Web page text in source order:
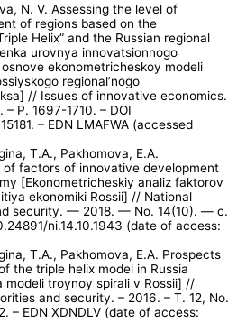
N. V. Assessing the level of
of regions based on the
Helix” and the Russian regional
urovnya innovatsionnogo
ekonometricheskoy modeli
regional’nogo
// Issues of innovative economics.
P. 1697-1710. – DOI
– EDN LMAFWA (accessed
T.A., Pakhomova, E.A.
of factors of innovative development
[Ekonometricheskiy analiz faktorov
ekonomiki Rossii] // National
security. — 2018. — No. 14(10). — c.
ni.14.10.1943 (date of access:
T.A., Pakhomova, E.A. Prospects
the triple helix model in Russia
modeli troynoy spirali v Rossii] //
and security. – 2016. – T. 12, No.
– EDN XDNDLV (date of access: